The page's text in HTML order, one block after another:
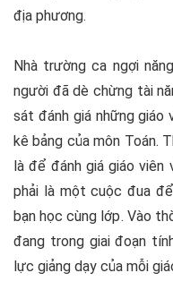
địa phương.
Nhà trường ca ngợi
người đã dè chừng tài
sát đánh giá những
kê bảng của môn Toán.
là để đánh giá giáo viên
phải là một cuộc đua
bạn học cùng lớp. Vào
đang trong giai đoạn
lực giảng dạy của mỗi